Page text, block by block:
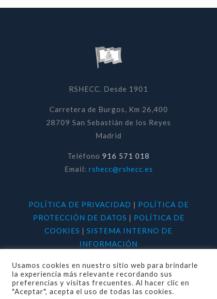
RSHECC. Desde 1901
Carretera de Burgos, Km 26,400
28709 San Sebastián de los Reyes
Madrid
Teléfono 916 571 018
Email: rshecc@rshecc.es
POLÍTICA DE PRIVACIDAD | POLÍTICA DE
PROTECCIÓN DE DATOS | POLÍTICA DE
COOKIES | SISTEMA INTERNO DE
INFORMACIÓN
Usamos cookies en nuestro sitio web para brindarle
la experiencia más relevante recordando sus
preferencias y visitas frecuentes. Al hacer clic en
"Aceptar", acepta el uso de todas las cookies.